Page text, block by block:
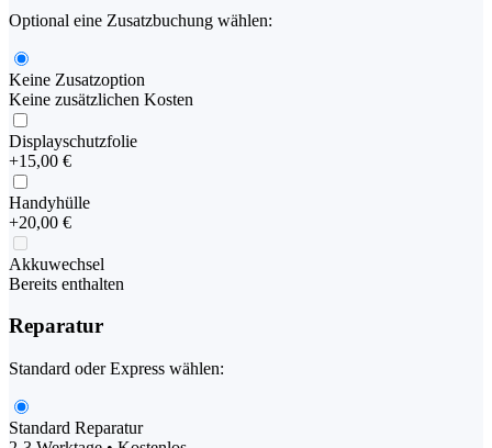
Optional eine Zusatzbuchung wählen:
Keine Zusatzoption
Keine zusätzlichen Kosten
Displayschutzfolie
+15,00 €
Handyhülle
+20,00 €
Akkuwechsel
Bereits enthalten
Reparatur
Standard oder Express wählen:
Standard Reparatur